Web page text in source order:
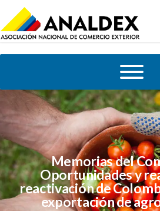
Memorias del
Oportunidades y
reactivación de
exportación de